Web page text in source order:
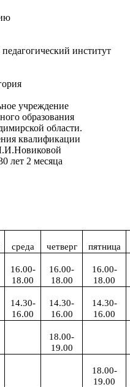
институт
учреждение
образования
области.
квалификации
лет 2 месяца
среда четверг пятница
16.00-
18.00
16.00-
18.00
16.00-
18.00
14.30-
16.00
14.30-
16.00
14.30-
16.00
18.00-
19.00
18.00-
19.00